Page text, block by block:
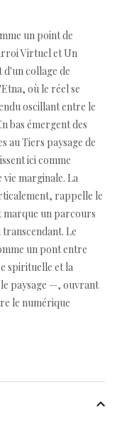
un point de
Virtuel et Un
collage de
où le réel se
oscillant entre le
bas émergent des
au Tiers paysage de
ici comme
vie marginale. La
rappelle le
marque un parcours
Le
un pont entre
spirituelle et la
paysage —, ouvrant
le numérique